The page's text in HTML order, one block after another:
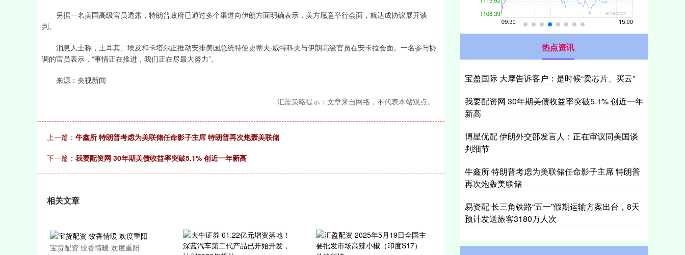
另据一名美国高级官员透露，特朗普政府已通过多个渠道向伊朗方面明确表示，美方愿意举行会面，就达成协议展开谈
判。
消息人士称，土耳其、埃及和卡塔尔正推动安排美国总统特使史蒂夫·威特科夫与伊朗高级官员在安卡拉会面。一名参与协
调的官员表示，“事情正在推进，我们正在尽最大努力”。
来源：央视新闻
汇盈策略提示：文章来自网络，不代表本站观点。
上一篇： 牛鑫所 特朗普考虑为美联储任命影子主席 特朗普再次炮轰美联储
下一篇： 我要配资网 30年期美债收益率突破5.1% 创近一年新高
相关文章
宝货配资 饺香情暖 欢度重阳
热点资讯
宝盈国际 大摩告诉客户：是时候“卖芯片、买云”
我要配资网 30年期美债收益率突破5.1% 创近一年
新高
博星优配 伊朗外交部发言人：正在审议同美国谈
判细节
牛鑫所 特朗普考虑为美联储任命影子主席 特朗普
再次炮轰美联储
易资配 长三角铁路“五一”假期运输方案出台，8天
预计发送旅客3180万人次